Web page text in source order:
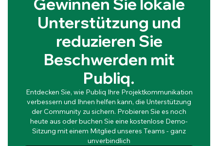
Banner an Bauzäunen
Stadtbeleuchtung
Projekt-Website
Website der lokalen Behörde
info@publiq.com.
Gewinnen Sie lokale
Unterstützung und
reduzieren Sie
Beschwerden mit
Publiq.
Entdecken Sie, wie Publiq Ihre Projektkommunikation
verbessern und Ihnen helfen kann, die Unterstützung
der Community zu sichern. Probieren Sie es noch
heute aus oder buchen Sie eine kostenlose Demo-
Sitzung mit einem Mitglied unseres Teams - ganz
unverbindlich